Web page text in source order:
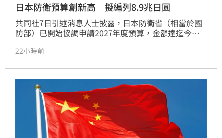
日本防衛預算創新高 擬編列8.9兆日圓
共同社7日引述消息人士披露，日本防衛省（相當於國
防部）已開始協調申請2027年度預算，金額達迄今最
能會增加到約10兆日圓。
22小時前